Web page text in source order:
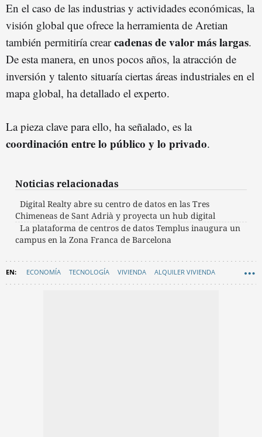
En el caso de las industrias y actividades económicas, la
visión global que ofrece la herramienta de Aretian
también permitiría crearcadenas de valor más largas.
De esta manera, en unos pocos años, la atracción de
inversión y talento situaría ciertas áreas industriales en el
mapa global, ha detallado el experto.
La pieza clave para ello, ha señalado, es la
coordinación entre lo público y lo privado.
Noticias relacionadas
Digital Realty abre su centro de datos en las Tres
Chimeneas de Sant Adrià y proyecta un hub digital
La plataforma de centros de datos Templus inaugura un
campus en la Zona Franca de Barcelona
ECONOMÍA TECNOLOGÍA VIVIENDA ALQUILER VIVIENDA